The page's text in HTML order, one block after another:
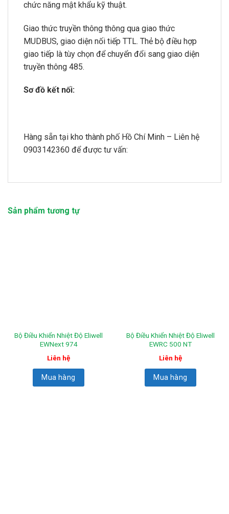
chức năng mật khẩu kỹ thuật.
Giao thức truyền thông thông qua giao thức
MUDBUS, giao diện nối tiếp TTL. Thẻ bộ điều hợp
giao tiếp là tùy chọn để chuyển đổi sang giao diện
truyền thông 485.
Sơ đồ kết nối:
Hàng sẵn tại kho thành phố Hồ Chí Minh – Liên hệ
0903142360 để được tư vấn:
Sản phẩm tương tự
Bộ Điều Khiển Nhiệt Độ Eliwell
EWNext 974
Liên hệ
Mua hàng
Bộ Điều Khiển Nhiệt Độ Eliwell
EWRC 500 NT
Liên hệ
Mua hàng